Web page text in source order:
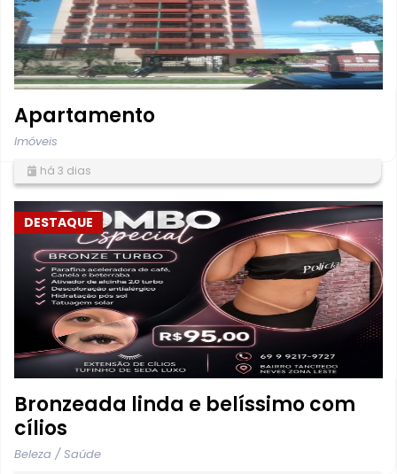
Apartamento
Imóveis
há 3 dias
DESTAQUE
Bronzeada linda e belíssimo com
cílios
Beleza / Saúde